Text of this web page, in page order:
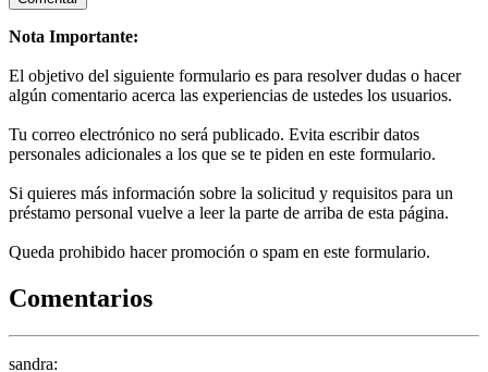
Nota Importante:
El objetivo del siguiente formulario es para resolver dudas o hacer
algún comentario acerca las experiencias de ustedes los usuarios.
Tu correo electrónico no será publicado. Evita escribir datos
personales adicionales a los que se te piden en este formulario.
Si quieres más información sobre la solicitud y requisitos para un
préstamo personal vuelve a leer la parte de arriba de esta página.
Queda prohibido hacer promoción o spam en este formulario.
Comentarios
sandra: